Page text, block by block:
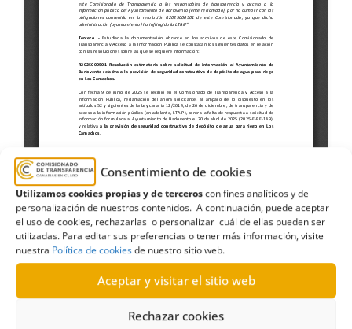
Consentimiento de cookies
Utilizamos cookies propias y de terceroscon fines analíticos y de
personalización de nuestros contenidos. A continuación, puede aceptar
el uso de cookies, rechazarlas o personalizar cuál de ellas pueden ser
utilizadas. Para editar sus preferencias o tener más información, visite
nuestra Política de cookiesde nuestro sitio web.
Aceptar y visitar el sitio web
Rechazar cookies